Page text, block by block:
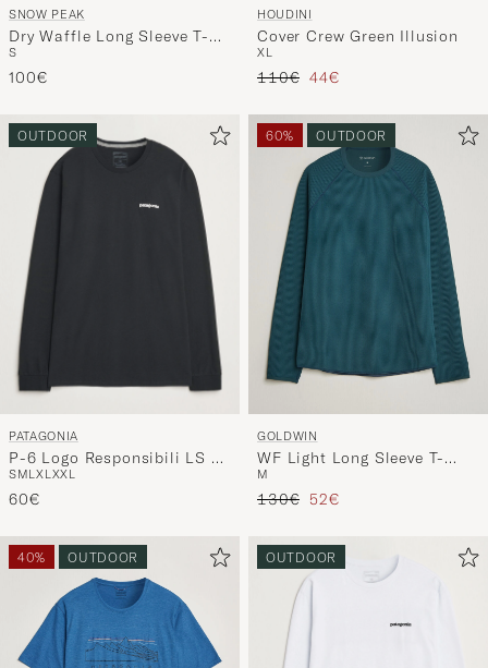
SNOW PEAK
Dry Waffle Long Sleeve T-
Shirt Dark Navy
S
100€
HOUDINI
Cover Crew Green Illusion
XL
Regulärer Preis
110€ Reduzierter Preis
44€
OUTDOOR
PATAGONIA
P-6 Logo Responsibili LS T-
Shirt Black
SMLXLXXL
60€
60% OUTDOOR
GOLDWIN
WF Light Long Sleeve T-
Shirt Kokiran Green
M
Regulärer Preis
130€ Reduzierter Preis
52€
40% OUTDOOR OUTDOOR